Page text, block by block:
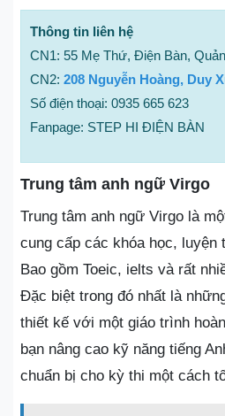
Thông tin liên hệ
CN1: 55 Mẹ Thứ, Điện Bàn,
CN2: 208 Nguyễn Hoàng, Duy
Số điện thoại: 0935 665 623
Fanpage: STEP HI ĐIỆN BÀN
Trung tâm anh ngữ Virgo
Trung tâm anh ngữ Virgo là
cung cấp các khóa học, luyện
Bao gồm Toeic, ielts và rất
Đặc biệt trong đó nhất là
thiết kế với một giáo trình
bạn nâng cao kỹ năng tiếng
chuẩn bị cho kỳ thi một cách